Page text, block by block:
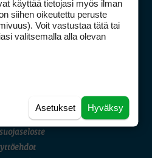
yhteystiedot
käyttää tietojasi myös ilman
siihen oikeutettu peruste
Voit vastustaa tätä tai
valitsemalla alla olevan
Hyväksy
Asetukset